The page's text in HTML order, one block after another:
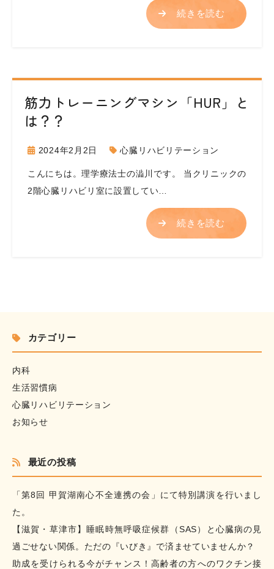
続きを読む
筋力トレーニングマシン「HUR」と
は？？
2024年2月2日 心臓リハビリテーション
こんにちは。理学療法士の澁川です。 当クリニックの
2階心臓リハビリ室に設置してい…
続きを読む
カテゴリー
内科
生活習慣病
心臓リハビリテーション
お知らせ
最近の投稿
「第8回 甲賀湖南心不全連携の会」にて特別講演を行いまし
た。
【滋賀・草津市】睡眠時無呼吸症候群（SAS）と心臓病の見
過ごせない関係。ただの『いびき』で済ませていませんか？
助成を受けられる今がチャンス！高齢者の方へのワクチン接